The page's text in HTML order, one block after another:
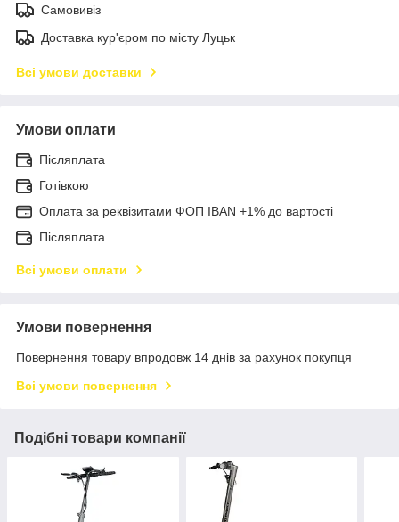
Самовивіз
Доставка кур'єром по місту Луцьк
Всі умови доставки
Умови оплати
Післяплата
Готівкою
Оплата за реквізитами ФОП IBAN +1% до вартості
Післяплата
Всі умови оплати
Умови повернення
Повернення товару впродовж 14 днів за рахунок покупця
Всі умови повернення
Подібні товари компанії